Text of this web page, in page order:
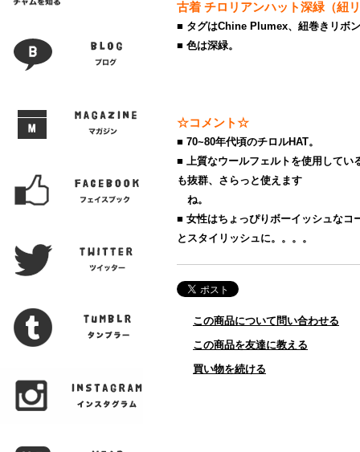
古着 チロリアンハット深緑（紐
■ タグはChine Plumex、紐巻きリボ
■ 色は深緑。
☆コメント☆
■ 70~80年代頃のチロルHAT。
■ 上質なウールフェルトを使用してい
も抜群、さらっと使えます
ね。
■ 女性はちょっぴりボーイッシュなコ
とスタイリッシュに。。。。
この商品について問い合わせる
この商品を友達に教える
買い物を続ける